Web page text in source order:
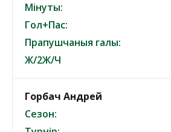
Мінуты:
Гол+Пас:
Прапушчаныя галы:
Ж/2Ж/Ч
Горбач Андрей
Сезон: